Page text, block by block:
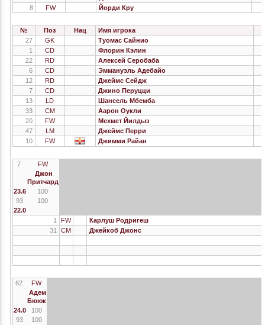
8
FW Йорди Кру
№ Поз Нац Имя игрока
27
GK Туомас Сайнио
1
CD Флорин Кэлин
22
RD Алексей Серобаба
6
CD Эммануэль Адебайо
12
RD Джеймс Сейдж
7
CD Джино Перуцци
13
LD Шансель Мбемба
33
CM Аарон Оукли
20
FW Мехмет Йилдыз
47
LM Джеймс Перри
10
FW Джимми Райан
7
FW
Джон
Притчард
23.6
100
93
100
22.0
1
FW
Карлуш Родригеш
31
CM Джейкоб Джонс
62
FW
Адем
Бююк
24.0
100
93
100